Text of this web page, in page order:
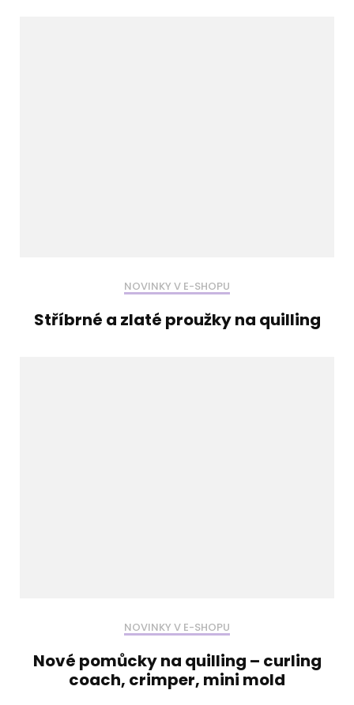
NOVINKY V E-SHOPU
Stříbrné a zlaté proužky na quilling
NOVINKY V E-SHOPU
Nové pomůcky na quilling – curling
coach, crimper, mini mold